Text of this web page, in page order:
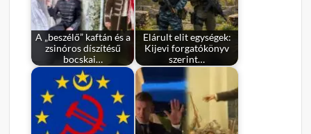
A „beszélő” kaftán és a
zsinóros díszítésű
bocskai…
Elárult elit egységek:
Kijevi forgatókönyv
szerint…